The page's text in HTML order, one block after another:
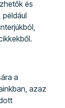
és
a
azaz